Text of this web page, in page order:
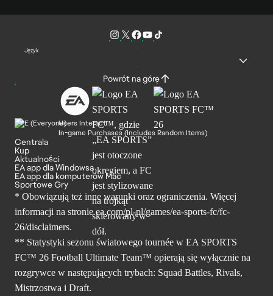
Język
Powrót na górę
Users Interact
In-game Purchases (Includes Random Items)
Centrala
Kup
Aktualności
EA app dla Windowsa
EA app dla komputerów Mac
Sportowe Gry
* Obowiązują też inne warunki oraz ograniczenia. Więcej
informacji na stronie ea.com/pl-pl/games/ea-sports-fc/fc-
26/disclaimers.
** Statystyki sezonu światowego tournée w EA SPORTS
FC™ 26 Football Ultimate Team™ opierają się wyłącznie na
rozgrywce w następujących trybach: Squad Battles, Rivals,
Mistrzostwa i Draft.